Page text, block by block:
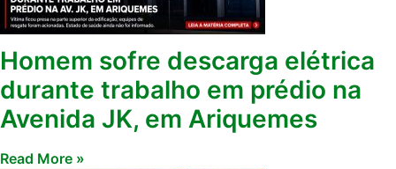
Homem sofre descarga elétrica
durante trabalho em prédio na
Avenida JK, em Ariquemes
Read More »